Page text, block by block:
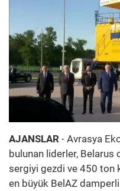
AJANSLAR - Avrasya
bulunan liderler,
sergiyi gezdi ve 450 ton
en büyük BelAZ